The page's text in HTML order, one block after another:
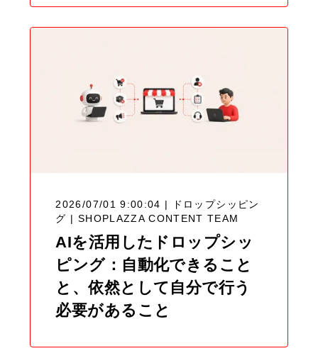
2026/07/01 9:00:04 | ドロップシッピン
グ | SHOPLAZZA CONTENT TEAM
AIを活用したドロップシッ
ピング：自動化できること
と、依然として自分で行う
必要があること